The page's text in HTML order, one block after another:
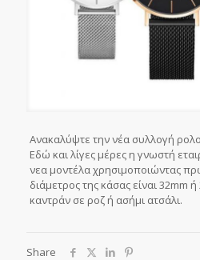
Ανακαλύψτε την νέα συλλογή
Εδώ και λίγες μέρες η γνωστή
νεα μοντέλα χρησιμοποιώντας
διάμετρος της κάσας είναι 32mm
καντράν σε ροζ ή ασήμι ατσάλι.
Share